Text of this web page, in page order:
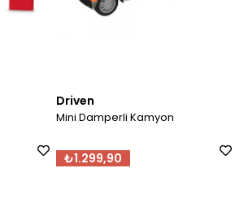
Driven
Mini Damperli Kamyon
₺1.299,90